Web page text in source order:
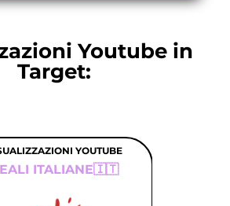
Youtube in
Target:
YOUTUBE
ITALIANE🇮🇹